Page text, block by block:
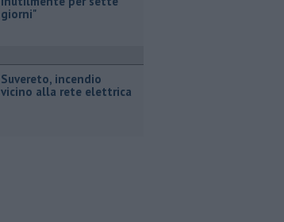
giorni"
Suvereto, incendio
vicino alla rete elettrica